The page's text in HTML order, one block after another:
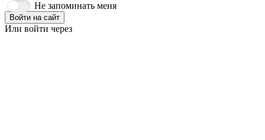
Не запоминать меня
Войти на сайт
Или войти через